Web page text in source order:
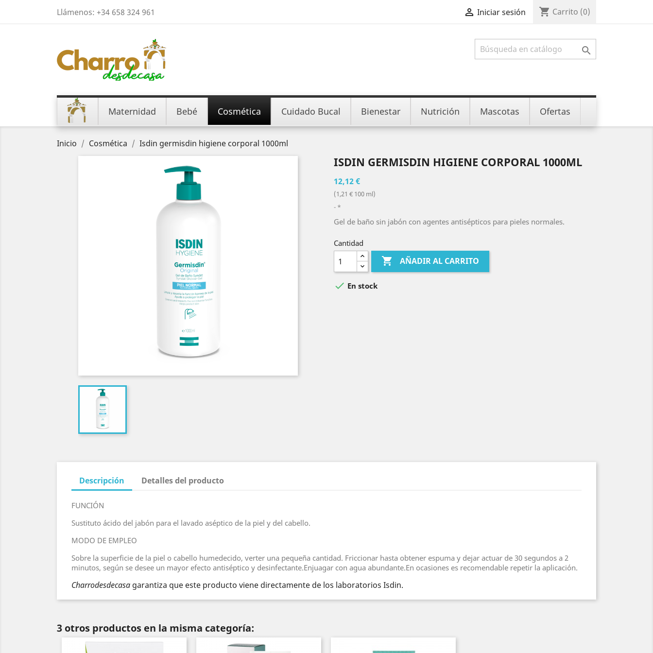
Llámenos: +34 658 324 961  Iniciar sesión shopping_cart Carrito (0)

Maternidad Bebé Cosmética Cuidado Bucal Bienestar Nutrición Mascotas Ofertas
Inicio Cosmética Isdin germisdin higiene corporal 1000ml
ISDIN GERMISDIN HIGIENE CORPORAL 1000ML
12,12 €
(1,21 € 100 ml)
*
Gel de baño sin jabón con agentes antisépticos para pieles normales.
Cantidad
 AÑADIR AL CARRITO
 En stock
Descripción Detalles del producto
FUNCIÓN
Sustituto ácido del jabón para el lavado aséptico de la piel y del cabello.
MODO DE EMPLEO
Sobre la superficie de la piel o cabello humedecido, verter una pequeña cantidad. Friccionar hasta obtener espuma y dejar actuar de 30 segundos a 2
minutos, según se desee un mayor efecto antiséptico y desinfectante.Enjuagar con agua abundante.En ocasiones es recomendable repetir la aplicación.
Charrodesdecasa garantiza que este producto viene directamente de los laboratorios Isdin.
3 otros productos en la misma categoría: